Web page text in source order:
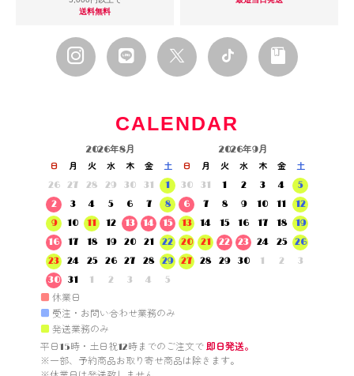
送料無料
CALENDAR
2026年8月
日 月 火 水 木 金
土
26
27 28 29 30 31
1
2
3 4 5 6 7
8
9
10 11 12 13 14
15
16
17 18 19 20 21
22
23
24 25 26 27 28
29
30
31 1 2 3 4 5
2026年9月
日 月 火 水 木 金
土
30
31 1 2 3 4
5
6
7 8 9 10 11
12
13
14 15 16 17 18
19
20
21 22 23 24 25
26
27
28 29 30 1 2 3
■ 休業日
■ 受注・お問い合わせ業務のみ
■ 発送業務のみ
平日15時・土日祝12時までのご注文で 即日発送。
※一部、予約商品お取り寄せ商品は除きます。